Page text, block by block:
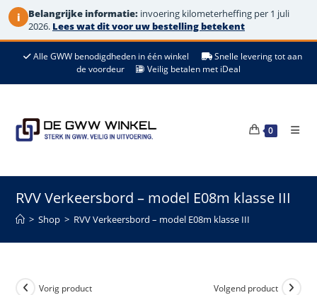
i Belangrijke informatie: invoering kilometerheffing per 1 juli
2026. Lees wat dit voor uw bestelling betekent
de
Alle GWW benodigdheden in één winkel
Snelle levering tot aan
de voordeur
Veilig betalen met iDeal
0
RVV Verkeersbord – model E08m klasse III
> Shop > RVV Verkeersbord – model E08m klasse III
Vorig product Volgend product